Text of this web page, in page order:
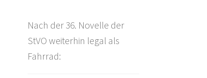
Nach der 36. Novelle der
StVO weiterhin legal als
Fahrrad: